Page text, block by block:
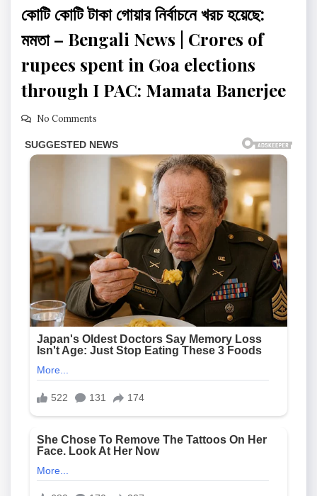
কোটি কোটি টাকা গোয়ার নির্বাচনে খরচ হয়েছে:
মমতা – Bengali News | Crores of
rupees spent in Goa elections
through I PAC: Mamata Banerjee
No Comments